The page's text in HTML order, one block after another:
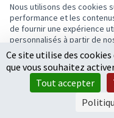
Nous utilisons des cookies
performance et les
de fournir une expérience
personnalisés à partir de
Accepter
Voie piétonne et
Ce site utilise des
que vous souhaitez
Tout accepter